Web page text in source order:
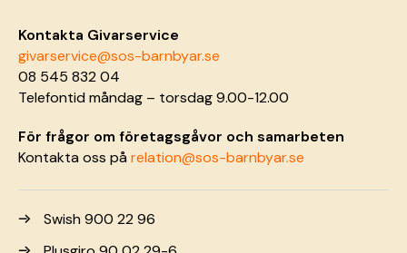
Kontakta Givarservice
givarservice@sos-barnbyar.se
08 545 832 04
Telefontid måndag – torsdag 9.00-12.00
För frågor om företagsgåvor och samarbeten
Kontakta oss pårelation@sos-barnbyar.se
Swish 900 22 96